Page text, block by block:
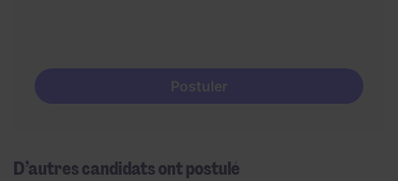
Postuler
D’autres candidats ont postulé